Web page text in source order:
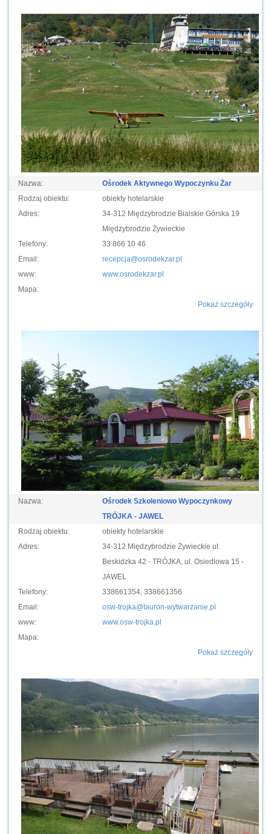
Nazwa:
Ośrodek Aktywnego Wypoczynku Żar
Rodzaj obiektu:
obiekty hotelarskie
Adres:
34-312 Międzybrodzie Bialskie Górska 19
Międzybrodzie Żywieckie
Telefony:
33 866 10 46
Email:
recepcja@osrodekzar.pl
www:
www.osrodekzar.pl
Mapa:
Pokaż szczegóły
Nazwa:
Ośrodek Szkoleniowo Wypoczynkowy
TRÓJKA - JAWEL
Rodzaj obiektu:
obiekty hotelarskie
Adres:
34-312 Międzybrodzie Żywieckie ul.
Beskidzka 42 - TRÓJKA, ul. Osiedlowa 15 -
JAWEL
Telefony:
338661354, 338661356
Email:
osw-trojka@tauron-wytwarzanie.pl
www:
www.osw-trojka.pl
Mapa:
Pokaż szczegóły